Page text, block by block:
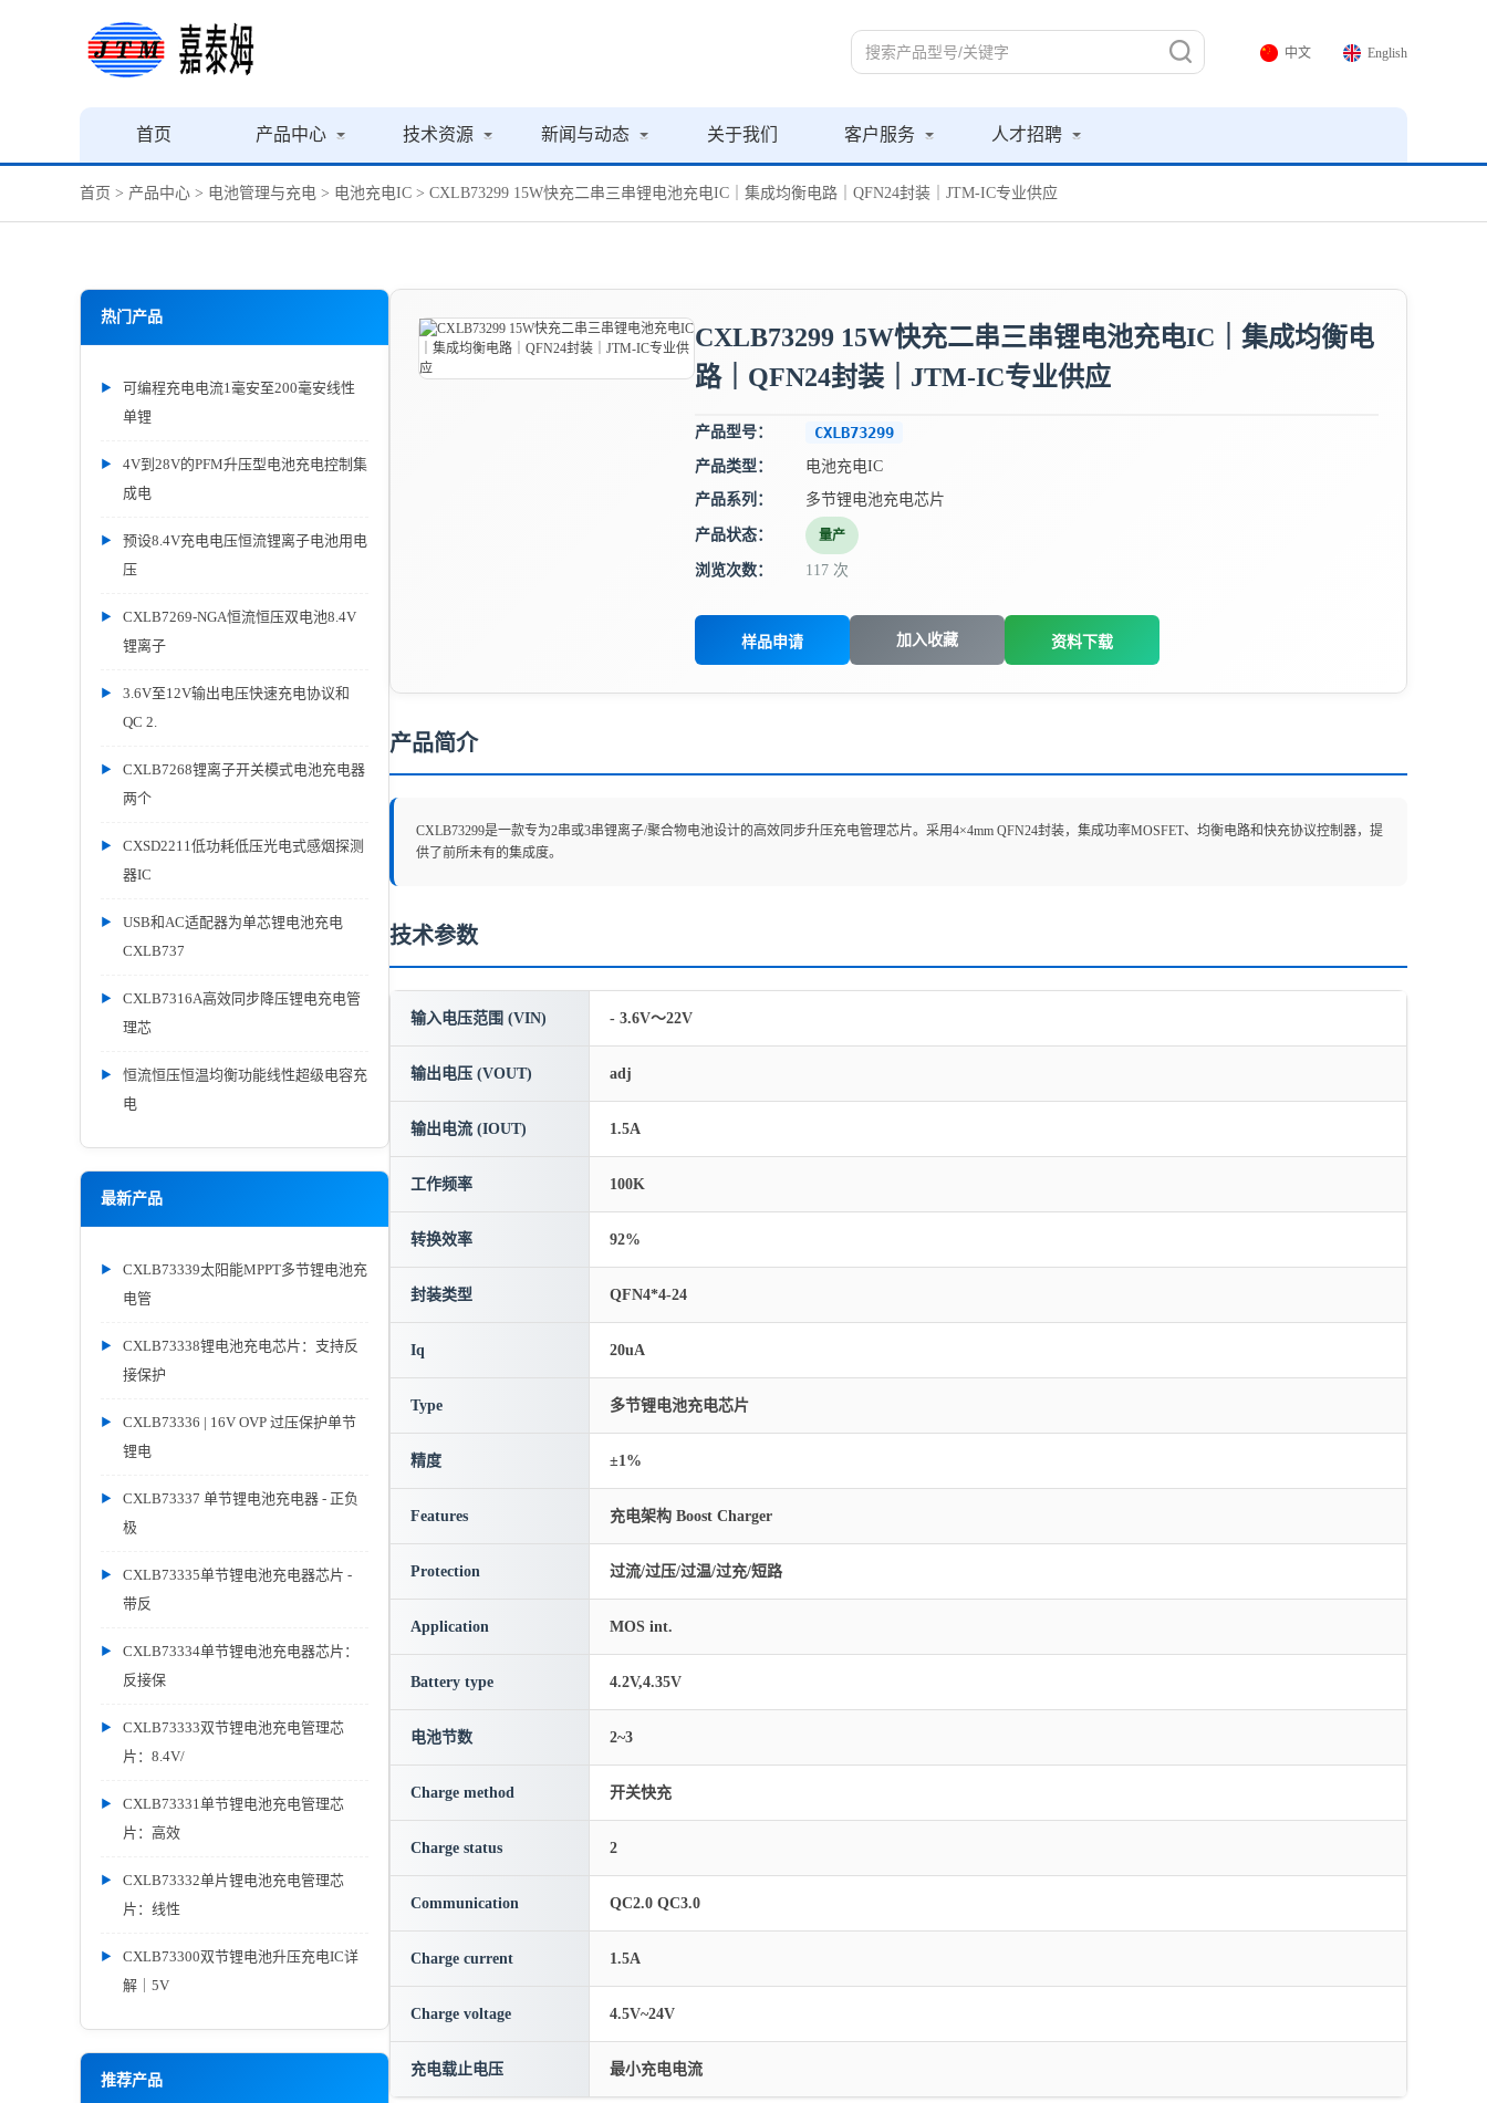
中文 English
首页 产品中心 技术资源 新闻与动态 关于我们 客户服务 人才招聘
首页 > 产品中心 > 电池管理与充电 > 电池充电IC > CXLB73299 15W快充二串三串锂电池充电IC｜集成均衡电路｜QFN24封装｜JTM-IC专业供应
热门产品
可编程充电电流1毫安至200毫安线性
单锂
4V到28V的PFM升压型电池充电控制集
成电
预设8.4V充电电压恒流锂离子电池用电
压
CXLB7269-NGA恒流恒压双电池8.4V
锂离子
3.6V至12V输出电压快速充电协议和
QC 2.
CXLB7268锂离子开关模式电池充电器
两个
CXSD2211低功耗低压光电式感烟探测
器IC
USB和AC适配器为单芯锂电池充电
CXLB737
CXLB7316A高效同步降压锂电充电管
理芯
恒流恒压恒温均衡功能线性超级电容充
电
最新产品
CXLB73339太阳能MPPT多节锂电池充
电管
CXLB73338锂电池充电芯片：支持反
接保护
CXLB73336 | 16V OVP 过压保护单节
锂电
CXLB73337 单节锂电池充电器 - 正负
极
CXLB73335单节锂电池充电器芯片 -
带反
CXLB73334单节锂电池充电器芯片：
反接保
CXLB73333双节锂电池充电管理芯
片：8.4V/
CXLB73331单节锂电池充电管理芯
片：高效
CXLB73332单片锂电池充电管理芯
片：线性
CXLB73300双节锂电池升压充电IC详
解｜5V
推荐产品
CXLB73299 15W快充二串三串锂电池充电IC｜集成均衡电
路｜QFN24封装｜JTM-IC专业供应
产品型号： CXLB73299
产品类型：
电池充电IC
产品系列：
多节锂电池充电芯片
产品状态： 量产
浏览次数： 117 次
样品申请 加入收藏 资料下载
产品简介
CXLB73299是一款专为2串或3串锂离子/聚合物电池设计的高效同步升压充电管理芯片。采用4×4mm QFN24封装，集成功率MOSFET、均衡电路和快充协议控制器，提
供了前所未有的集成度。
技术参数
输入电压范围 (VIN) - 3.6V～22V
输出电压 (VOUT) adj
输出电流 (IOUT) 1.5A
工作频率 100K
转换效率 92%
封装类型 QFN4*4-24
Iq 20uA
Type 多节锂电池充电芯片
精度 ±1%
Features 充电架构 Boost Charger
Protection 过流/过压/过温/过充/短路
Application MOS int.
Battery type 4.2V,4.35V
电池节数 2~3
Charge method 开关快充
Charge status 2
Communication QC2.0 QC3.0
Charge current 1.5A
Charge voltage 4.5V~24V
充电载止电压 最小充电电流